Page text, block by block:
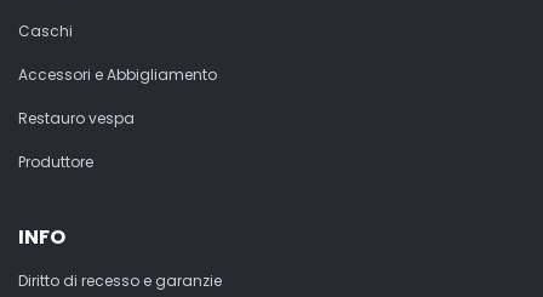
Caschi
Accessori e Abbigliamento
Restauro vespa
Produttore
INFO
Diritto di recesso e garanzie